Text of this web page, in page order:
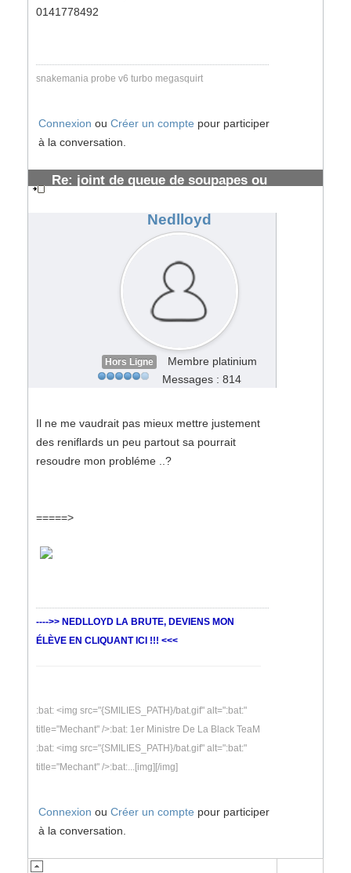
0141778492
snakemania probe v6 turbo megasquirt
Connexion ou Créer un compte pour participer
à la conversation.
Re: joint de queue de soupapes ou
Nedlloyd
Hors Ligne
Membre platinium
Messages : 814
Il ne me vaudrait pas mieux mettre justement
des reniflards un peu partout sa pourrait
resoudre mon probléme ..?
=====>
---->> NEDLLOYD LA BRUTE, DEVIENS MON
ÉLÈVE EN CLIQUANT ICI !!! <<<
:bat: <img src="{SMILIES_PATH}/bat.gif" alt=":bat:"
title="Mechant" />:bat: 1er Ministre De La Black TeaM
:bat: <img src="{SMILIES_PATH}/bat.gif" alt=":bat:"
title="Mechant" />:bat:...[img][/img]
Connexion ou Créer un compte pour participer
à la conversation.